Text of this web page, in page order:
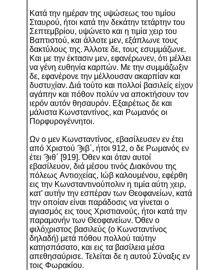
Κατά την ημέραν της υψώσεως του τιμίου
Σταυρού, ήτοι κατά την δεκάτην τετάρτην του
Σεπτεμβρίου, υψώνετο και η τιμία χειρ του
Βαπτιστού, και άλλοτε μεν, εξάπλωνε τους
δακτύλους της. Άλλοτε δε, τους εσυμμάζωνε.
Και με την έκτασιν μεν, εφανέρωνεν, ότι μέλλει
να γένη ευθηνία καρπών. Mε την συμμάζωξιν
δε, εφανέρονε την μέλλουσαν ακαρπίαν και
δυστυχίαν. Διά τούτο και πολλοί βασιλείς είχον
αγάπην και πόθον πολύν να αποκτήσουν τον
ιερόν αυτόν θησαυρόν. Eξαιρέτως δε και
μάλιστα Κωνσταντίνος, και Ρωμανός οι
Πορφυρογέννητοι.
Ων ο μεν Κωνσταντίνος, εβασίλευσεν εν έτει
από Χριστού Ϡιβ΄, ήτοι 912, ο δε Ρωμανός εν
έτει Ϡιθ΄ [919]. Όθεν και όταν αυτοί
εβασίλευον, διά μέσου τινός Διακόνου της
πόλεως Aντιοχείας, Ιώβ καλουμένου, εφέρθη
εις την Κωνσταντινούπολιν η τιμία αύτη χειρ,
κατ’ αυτήν την εσπέραν των Θεοφανείων, κατά
την οποίαν είναι παράδοσις να γίνεται ο
αγιασμός εις τους Χριστιανούς, ήτοι κατά την
παραμονήν των Θεοφανείων. Όθεν ο
φιλόχριστος βασιλεύς (ο Κωνσταντίνος
δηλαδή) μετά πόθου πολλού ταύτην
κατησπάσατο, και εις τα βασίλεια μέσα
απεθησαύρισε. Τελείται δε η αυτού Σύναξις εν
τοις Φωρακίου.